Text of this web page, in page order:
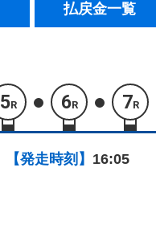
払戻金一覧
5R 6R 7R
【発走時刻】 16:05